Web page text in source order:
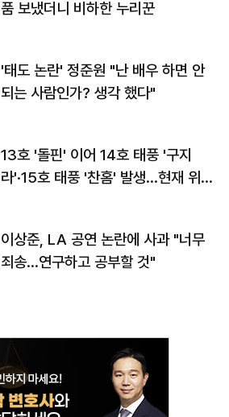
품 보냈더니 비하한 누리꾼
'태도 논란' 정준원 "난 배우 하면 안
되는 사람인가? 생각 했다"
13호 '돌핀' 이어 14호 태풍 '구지
라'·15호 태풍 '찬홈' 발생…현재 위
이상준, LA 공연 논란에 사과 "너무
죄송…연구하고 공부할 것"